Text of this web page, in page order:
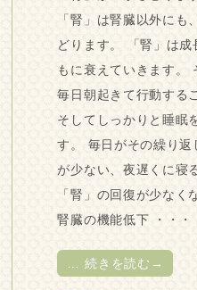
「腎」は腎臓以外にも
どります。 「腎」は
もに衰えていきます。
毎日朝起きて行動する
そしてしっかりと睡眠
す。 毎日がその繰り返
が少ない、夜遅くに寝
「腎」の回復が少なく
腎臓の機能低下 ・・・
… 続きを読む→